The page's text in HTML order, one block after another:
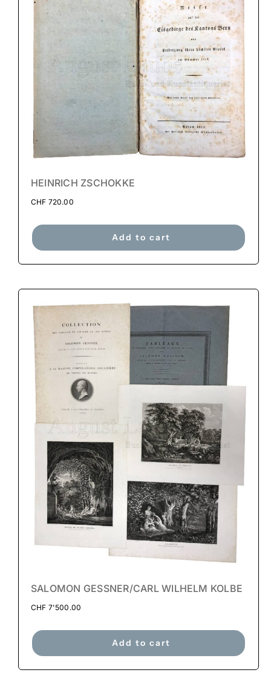
HEINRICH ZSCHOKKE
CHF 720.00
Add to cart
SALOMON GESSNER/CARL WILHELM KOLBE
CHF 7'500.00
Add to cart